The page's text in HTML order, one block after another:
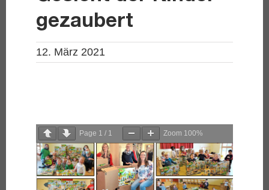
gezaubert
12. März 2021
Page 1 / 1 Zoom 100%